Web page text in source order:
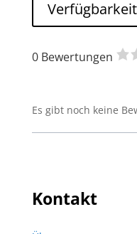
0 Bewertungen
e
Es gibt noch keine
Kontakt